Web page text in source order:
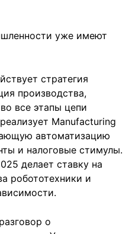
уже имеют
стратегия
производства,
все этапы цепи
Manufacturing
автоматизацию
и налоговые стимулы.
делает ставку на
робототехники и
о